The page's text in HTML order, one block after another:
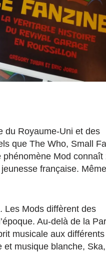
du Royaume-Uni et des
que The Who, Small
Mod connaît
française.
Les Mods diffèrent des
Au-delà de la
musicale aux différents
et musique blanche, Ska,